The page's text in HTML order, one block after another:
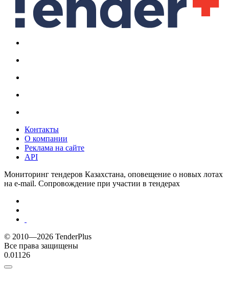
Контакты
О компании
Реклама на сайте
API
Мониторинг тендеров Казахстана, оповещение о новых лотах
на e-mail. Сопровождение при участии в тендерах
© 2010—2026 TenderPlus
Все права защищены
0.01126